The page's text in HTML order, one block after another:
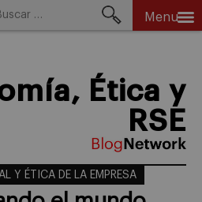
Menu
Ética y
RSE
Y ÉTICA DE LA EMPRESA